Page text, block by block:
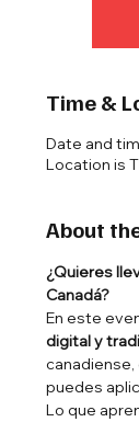
Time &
Date and
Location is
About
¿Quieres
Canadá?
En este
digital y
puedes
Lo que